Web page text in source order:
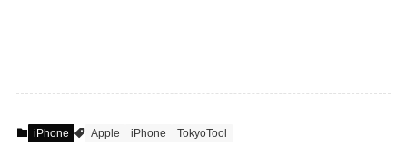
iPhone Apple iPhone TokyoTool